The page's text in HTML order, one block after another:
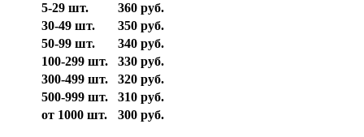
5-29 шт.
360 руб.
30-49 шт.
350 руб.
50-99 шт.
340 руб.
100-299 шт.
330 руб.
300-499 шт.
320 руб.
500-999 шт.
310 руб.
от 1000 шт.
300 руб.